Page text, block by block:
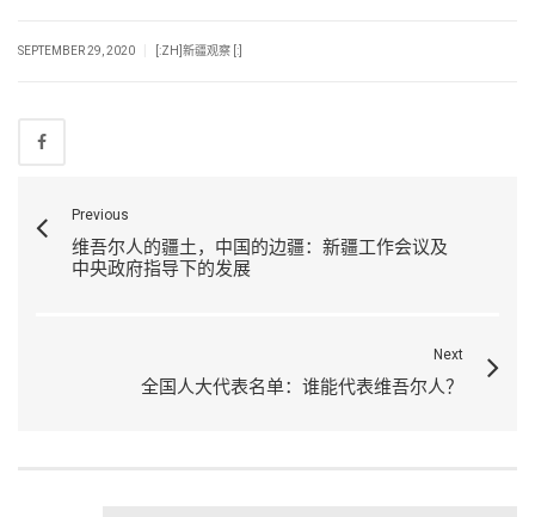
SEPTEMBER 29, 2020 [:ZH]新疆观察 [:]
Previous
维吾尔人的疆土，中国的边疆：新疆工作会议及
中央政府指导下的发展
Next
全国人大代表名单：谁能代表维吾尔人？